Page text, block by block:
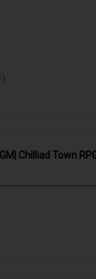
|GM| Chilliad Town